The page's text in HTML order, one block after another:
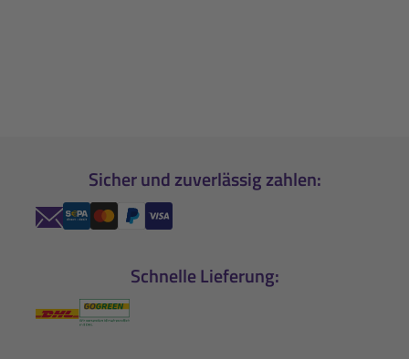
Sicher und zuverlässig zahlen:
Schnelle Lieferung: